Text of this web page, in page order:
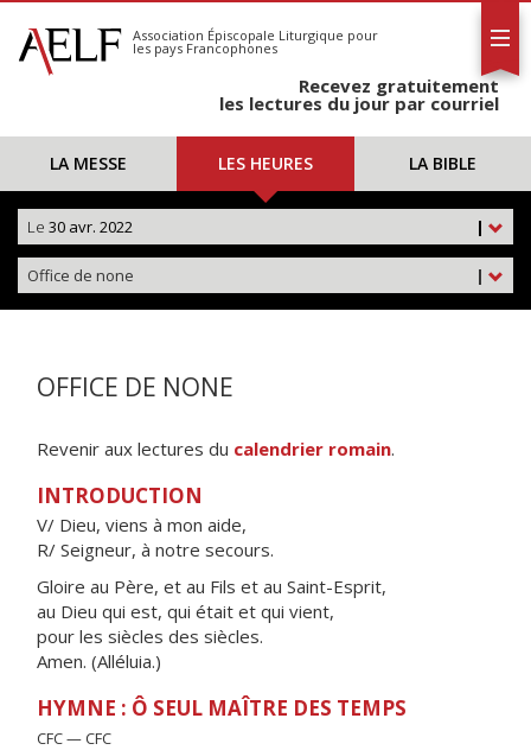
S'abonner
Calendrier
Association Épiscopale Liturgique pour
les pays Francophones
Recevez gratuitement
les lectures du jour par courriel
LA MESSE LES HEURES LA BIBLE
|
Le 30 avr. 2022
|
Office de none
OFFICE DE NONE
Revenir aux lectures du calendrier romain.
INTRODUCTION
V/ Dieu, viens à mon aide,
R/ Seigneur, à notre secours.
Gloire au Père, et au Fils et au Saint-Esprit,
au Dieu qui est, qui était et qui vient,
pour les siècles des siècles.
Amen. (Alléluia.)
HYMNE : Ô SEUL MAÎTRE DES TEMPS
CFC — CFC